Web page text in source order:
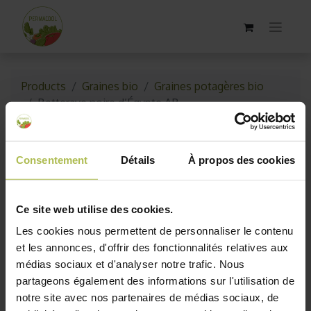
Consentement Détails À propos des cookies
Ce site web utilise des cookies.
Les cookies nous permettent de personnaliser le contenu
et les annonces, d'offrir des fonctionnalités relatives aux
médias sociaux et d'analyser notre trafic. Nous
partageons également des informations sur l'utilisation de
notre site avec nos partenaires de médias sociaux, de
Products Graines bio
Graines potagères bio
Betterave noire d’Égypte AB